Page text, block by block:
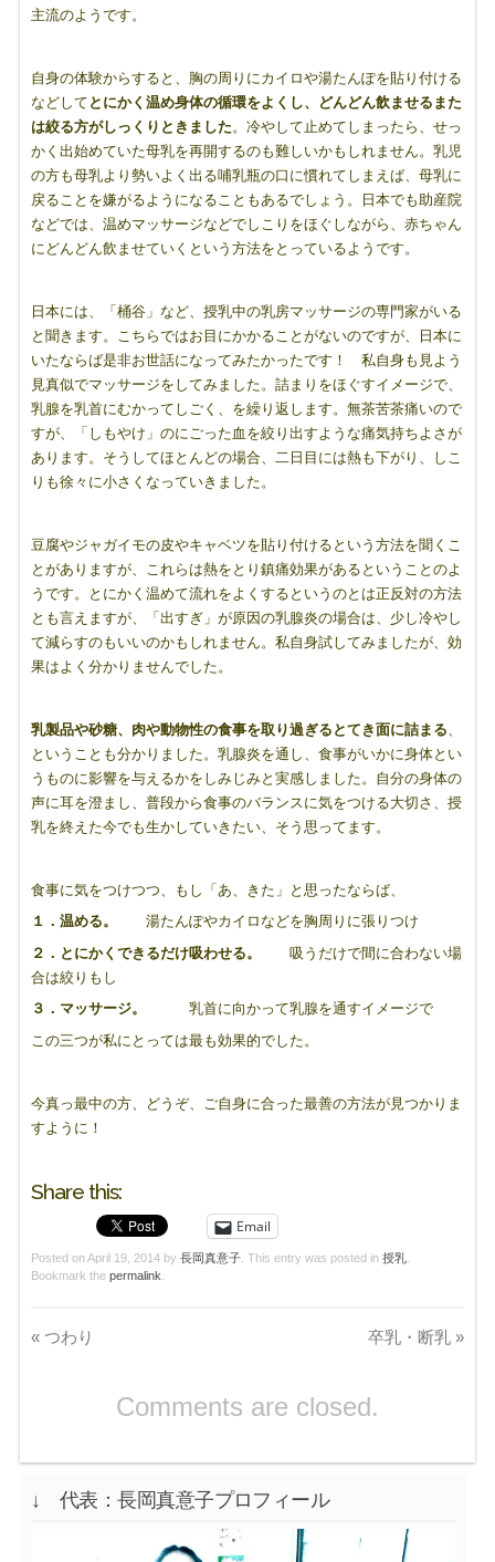
主流のようです。
自身の体験からすると、胸の周りにカイロや湯たんぽを貼り付ける
などして とにかく温め身体の循環をよくし、どんどん飲ませるまた
は絞る方がしっくりときました 。冷やして止めてしまったら、せっ
かく出始めていた母乳を再開するのも難しいかもしれません。乳児
の方も母乳より勢いよく出る哺乳瓶の口に慣れてしまえば、母乳に
戻ることを嫌がるようになることもあるでしょう。日本でも助産院
などでは、温めマッサージなどでしこりをほぐしながら、赤ちゃん
にどんどん飲ませていくという方法をとっているようです。
日本には、「桶谷」など、授乳中の乳房マッサージの専門家がいる
と聞きます。こちらではお目にかかることがないのですが、日本に
いたならば是非お世話になってみたかったです！ 私自身も見よう
見真似でマッサージをしてみました。詰まりをほぐすイメージで、
乳腺を乳首にむかってしごく、を繰り返します。無茶苦茶痛いので
すが、「しもやけ」のにごった血を絞り出すような痛気持ちよさが
あります。そうしてほとんどの場合、二日目には熱も下がり、しこ
りも徐々に小さくなっていきました。
豆腐やジャガイモの皮やキャベツを貼り付けるという方法を聞くこ
とがありますが、これらは熱をとり鎮痛効果があるということのよ
うです。とにかく温めて流れをよくするというのとは正反対の方法
とも言えますが、「出すぎ」が原因の乳腺炎の場合は、少し冷やし
て減らすのもいいのかもしれません。私自身試してみましたが、効
果はよく分かりませんでした。
乳製品や砂糖、肉や動物性の食事を取り過ぎるとてき面に詰まる
ということも分かりました。乳腺炎を通し、食事がいかに身体とい
うものに影響を与えるかをしみじみと実感しました。自分の身体の
声に耳を澄まし、普段から食事のバランスに気をつける大切さ、授
乳を終えた今でも生かしていきたい、そう思ってます。
食事に気をつけつつ、もし「あ、きた」と思ったならば、
１．温める。
湯たんぽやカイロなどを胸周りに張りつけ
２．とにかくできるだけ吸わせる。
吸うだけで間に合わない場
合は絞りもし
３．マッサージ。
乳首に向かって乳腺を通すイメージで
この三つが私にとっては最も効果的でした。
今真っ最中の方、どうぞ、ご自身に合った最善の方法が見つかりま
すように！
Share this:
Email
Posted onApril 19, 2014 by 長岡真意子. This entry was posted in 授乳.
Bookmark the permalink
«つわり 卒乳・断乳»
Comments are closed.
↓ 代表：長岡真意子プロフィール